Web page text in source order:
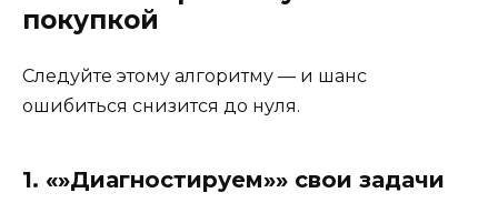
покупкой
Следуйте этому алгоритму — и шанс
ошибиться снизится до нуля.
1. «»Диагностируем»» свои задачи